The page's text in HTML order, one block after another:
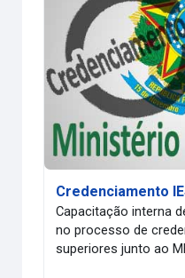
Credenciamento
Capacitação interna
no processo de
superiores junto ao